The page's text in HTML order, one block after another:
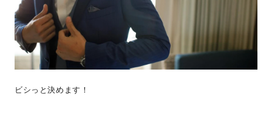
ビシっと決めます！